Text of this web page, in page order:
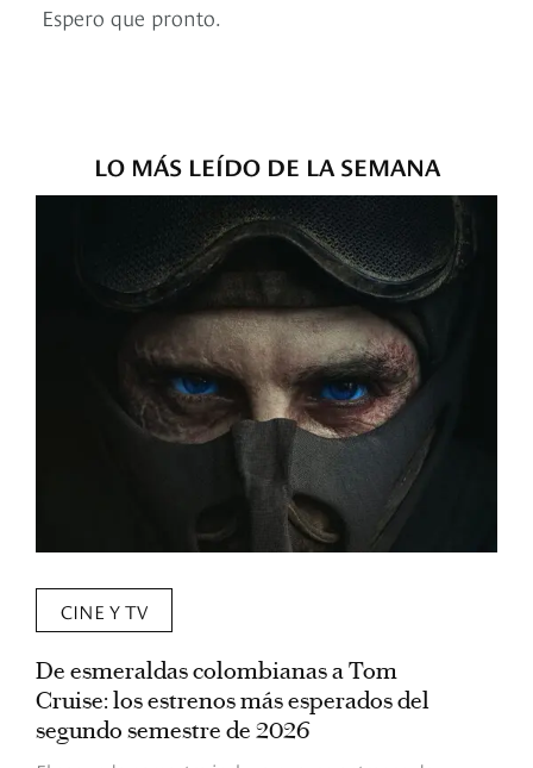
Espero que pronto.
LO MÁS LEÍDO DE LA SEMANA
CINE Y TV
De esmeraldas colombianas a Tom
Cruise: los estrenos más esperados del
segundo semestre de 2026